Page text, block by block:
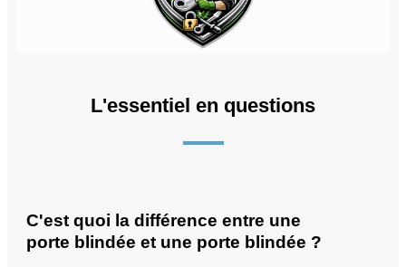
L'essentiel en questions
C'est quoi la différence entre une
porte blindée et une porte blindée ?